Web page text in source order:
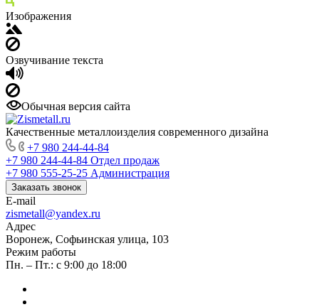
Изображения
Озвучивание текста
Обычная версия сайта
Качественные металлоизделия современного дизайна
+7 980 244-44-84
+7 980 244-44-84 Отдел продаж
+7 980 555-25-25 Администрация
Заказать звонок
E-mail
zismetall@yandex.ru
Адрес
Воронеж, Софьинская улица, 103
Режим работы
Пн. – Пт.: с 9:00 до 18:00